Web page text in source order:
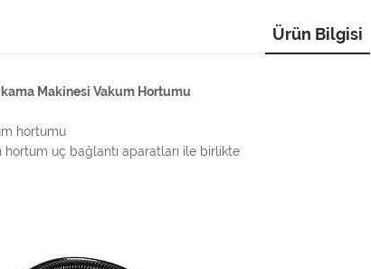
Ürün Bilgisi
Makinesi Vakum Hortumu
hortumu
hortum uç bağlantı aparatları ile birlikte